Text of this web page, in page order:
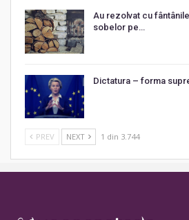
Au rezolvat cu
sobelor pe…
Dictatura – forma
PREV NEXT 1 din 3.744